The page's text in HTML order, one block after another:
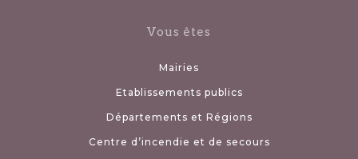
Vous êtes
Mairies
Etablissements publics
Départements et Régions
Centre d’incendie et de secours